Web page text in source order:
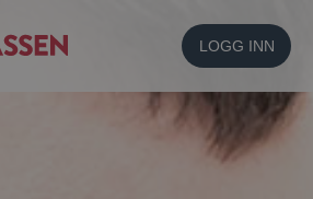
LOGG INN